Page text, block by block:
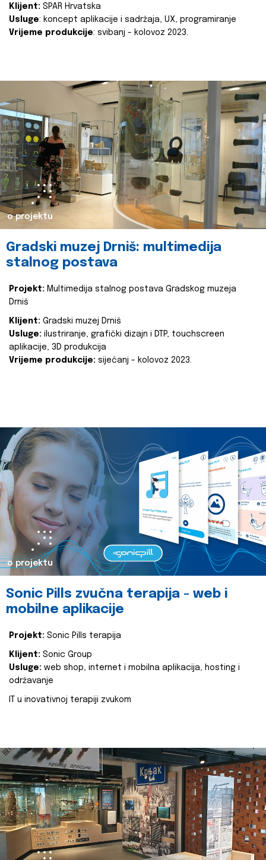
Klijent: SPAR Hrvatska
Usluge: koncept aplikacije i sadržaja, UX, programiranje
Vrijeme produkcije: svibanj - kolovoz 2023.
o projektu
Gradski muzej Drniš: multimedija
stalnog postava
Projekt: Multimedija stalnog postava Gradskog muzeja
Drniš
Klijent: Gradski muzej Drniš
Usluge: ilustriranje, grafički dizajn i DTP, touchscreen
aplikacije, 3D produkcija
Vrijeme produkcije: siječanj - kolovoz 2023.
o projektu
Sonic Pills zvučna terapija - web i
mobilne aplikacije
Projekt: Sonic Pills terapija
Klijent: Sonic Group
Usluge: web shop, internet i mobilna aplikacija, hosting i
održavanje
IT u inovativnoj terapiji zvukom